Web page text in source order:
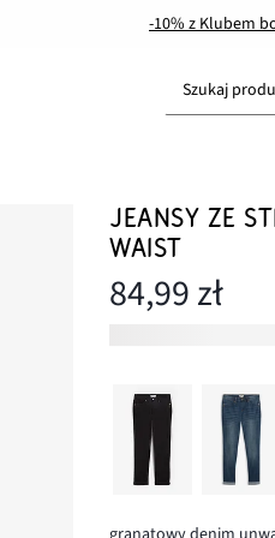
-10% z Klubem
Szukaj
JEANSY ZE
WAIST
84,99 zł